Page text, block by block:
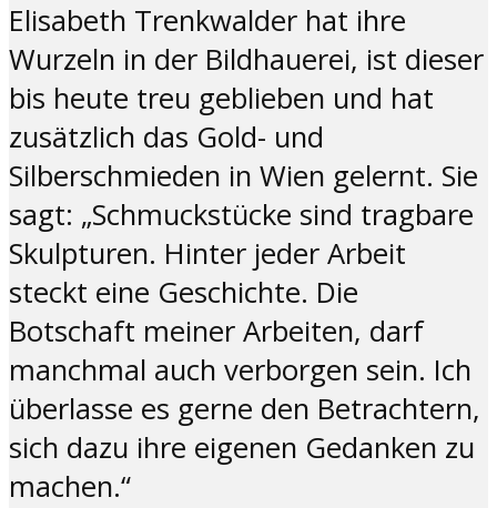
Elisabeth Trenkwalder hat ihre
Wurzeln in der Bildhauerei, ist dieser
bis heute treu geblieben und hat
zusätzlich das Gold- und
Silberschmieden in Wien gelernt. Sie
sagt: „Schmuckstücke sind tragbare
Skulpturen. Hinter jeder Arbeit
steckt eine Geschichte. Die
Botschaft meiner Arbeiten, darf
manchmal auch verborgen sein. Ich
überlasse es gerne den Betrachtern,
sich dazu ihre eigenen Gedanken zu
machen.“